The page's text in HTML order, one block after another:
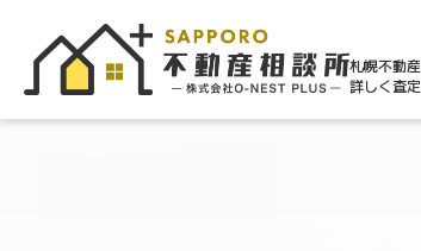
札幌不動
詳しく査